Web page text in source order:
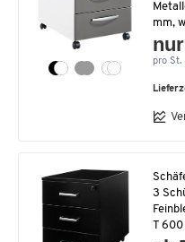
mm,
pro St.
3
T 600